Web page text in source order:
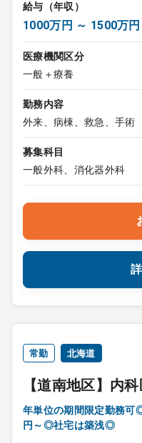
給与（年収）
1000万円 ～ 1500万
医療機関区分
一般＋療養
勤務内容
外来、病棟、救急、手術
募集科目
一般外科、消化器外科
常勤 北海道
【道南地区】内
年単位の期間限定勤務
円～◎社宅は築浅◎